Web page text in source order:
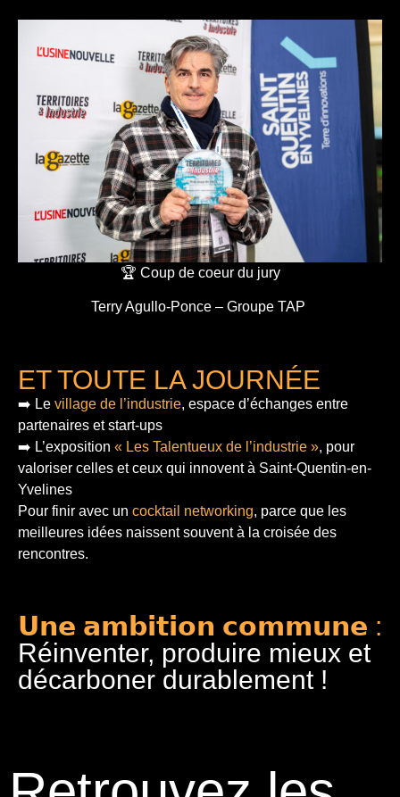
🏆 Coup de coeur du jury
Terry Agullo-Ponce – Groupe TAP
ET TOUTE LA JOURNÉE
➡️ Le village de l’industrie, espace d’échanges entre
partenaires et start-ups
➡️ L’exposition « Les Talentueux de l’industrie », pour
valoriser celles et ceux qui innovent à Saint-Quentin-en-
Yvelines
Pour finir avec un cocktail networking, parce que les
meilleures idées naissent souvent à la croisée des
rencontres.
𝗨𝗻𝗲 𝗮𝗺𝗯𝗶𝘁𝗶𝗼𝗻 𝗰𝗼𝗺𝗺𝘂𝗻𝗲 :
Réinventer, produire mieux et
décarboner durablement !